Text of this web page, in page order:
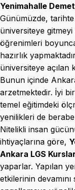
Yenimahalle
Günümüzde,
üniversiteye
öğrenimleri
hazırlık
üniversiteye açılan
Bunun içinde
arzetmektedir. İyi
temel eğitimdeki
yenilikleri de
Nitelikli insan
ihtiyaçlarına göre,
Ankara LGS
yaparlar. Yapılan
etkilerinin